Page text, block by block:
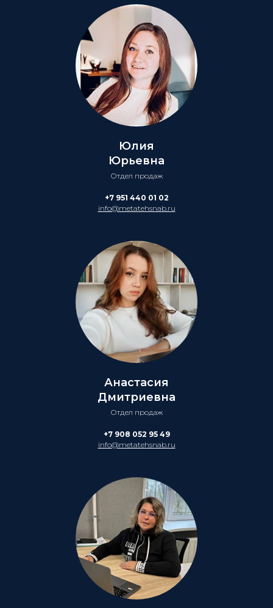
Юлия
Юрьевна
Отдел продаж
+7 951 440 01 02
info@metatehsnab.ru
Анастасия
Дмитриевна
Отдел продаж
+7 908 052 95 49
info@metatehsnab.ru